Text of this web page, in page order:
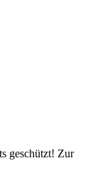
geschützt! Zur